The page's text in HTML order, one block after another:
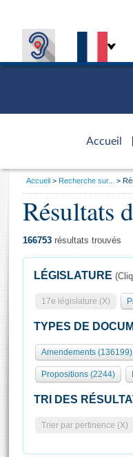
Accueil
d'accueil
Présidence
577 députés
Groupes politiques
Séance publique
Commissions et
Europe et
Pétitions
Général
Rôle et pouvoirs de
Organisation de
Présidence
Statistiques et
Visiter l'Assemblée
Visite virtuelle du
Assister à une
Vous
Accueil Recherche sur...
Résultats
166753 résultats trouvés
LÉGISLATURE
17e législature (X)
TYPES DE
Amendements (136199)
Propositions (2244)
TRI DES
Trier par pertinence (X)